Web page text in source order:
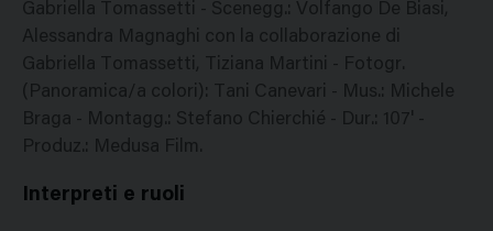
Gabriella Tomassetti - Scenegg.: Volfango De Biasi,
Alessandra Magnaghi con la collaborazione di
Gabriella Tomassetti, Tiziana Martini - Fotogr.
(Panoramica/a colori): Tani Canevari - Mus.: Michele
Braga - Montagg.: Stefano Chierchié - Dur.: 107' -
Produz.: Medusa Film.
Interpreti e ruoli